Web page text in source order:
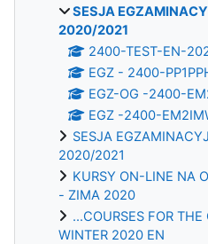
SESJA
2020/2021
2400-TEST-EN-
EGZ - 2400-
EGZ-OG -2400-
EGZ -2400-
SESJA
2020/2021
KURSY ON-LINE NA
- ZIMA 2020
...COURSES FOR
WINTER 2020 EN